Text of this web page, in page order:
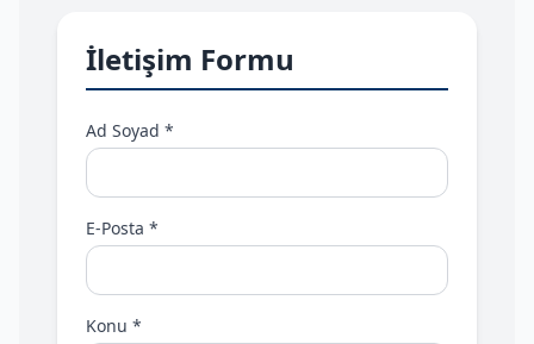
İletişim Formu
Ad Soyad *
E-Posta *
Konu *